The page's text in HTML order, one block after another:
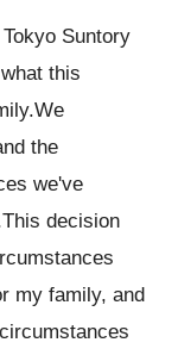
Suntory
this
the
we've
decision
my family, and